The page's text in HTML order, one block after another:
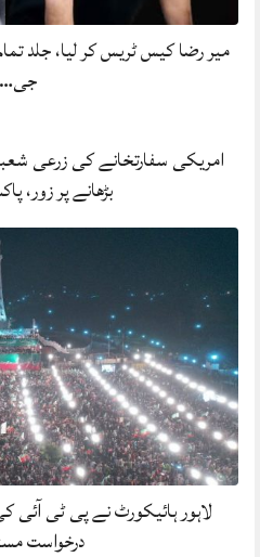
میر رضا کیس ٹریس کر لیا، جلد
جی…
امریکی سفارتخانے کی زرعی
بڑھانے پر زور،
لاہور ہائیکورٹ نے پی ٹی
درخواست